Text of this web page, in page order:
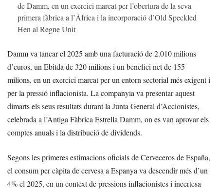
de Damm, en un exercici marcat per l’obertura de la seva
primera fàbrica a l’Àfrica i la incorporació d’Old Speckled
Hen al Regne Unit
Damm va tancar el 2025 amb una facturació de 2.010 milions
d’euros, un Ebitda de 320 milions i un benefici net de 155
milions, en un exercici marcat per un entorn sectorial més exigent i
per la pressió inflacionista. La companyia va presentar aquest
dimarts els seus resultats durant la Junta General d’Accionistes,
celebrada a l’Antiga Fàbrica Estrella Damm, on es van aprovar els
comptes anuals i la distribució de dividends.
Segons les primeres estimacions oficials de Cerveceros de España,
el consum per càpita de cervesa a Espanya va descendir més d’un
4% el 2025, en un context de pressions inflacionistes i incertesa